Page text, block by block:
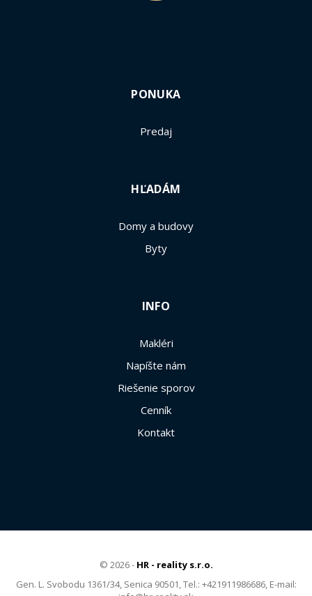
PONUKA
Predaj
HĽADÁM
Domy a budovy
Byty
INFO
Makléri
Napíšte nám
Riešenie sporov
Cenník
Kontakt
© 2026 - HR - reality s.r.o.
Gen. L. Svobodu 1361/34, Senica 90501, Tel.: +421911986686, E-mail: